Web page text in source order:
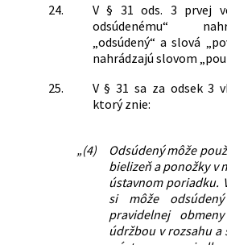
24.
V § 31 ods. 3 prvej
odsúdenému“
„odsúdený“ a slová
nahrádzajú slovom
25.
V § 31 sa za odsek 3
ktorý znie:
„(4)
Odsúdený môže
bielizeň a ponožky v
ústavnom poriadku.
si môže
pravidelnej
údržbou v rozsahu a